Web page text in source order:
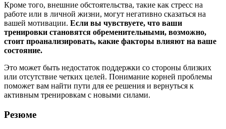
Кроме того, внешние обстоятельства, такие как стресс на
работе или в личной жизни, могут негативно сказаться на
вашей мотивации. Если вы чувствуете, что ваши
тренировки становятся обременительными, возможно,
стоит проанализировать, какие факторы влияют на ваше
состояние.
Это может быть недостаток поддержки со стороны близких
или отсутствие четких целей. Понимание корней проблемы
поможет вам найти пути для ее решения и вернуться к
активным тренировкам с новыми силами.
Резюме